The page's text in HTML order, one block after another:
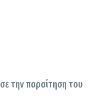
την παραίτηση του